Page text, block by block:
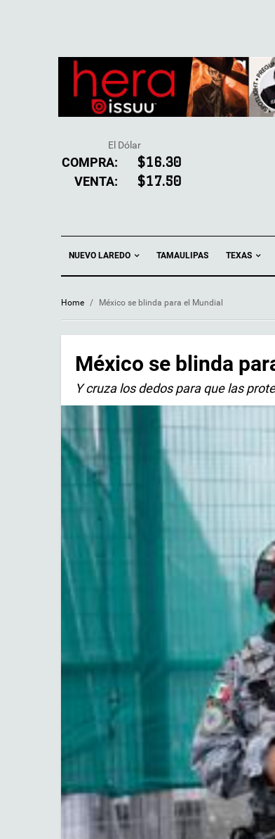
El Dólar
COMPRA: $16.30
VENTA: $17.50
NUEVO LAREDO TAMAULIPAS TEXAS
Home / México se blinda para el Mundial
México se blinda
Y cruza los dedos para que las